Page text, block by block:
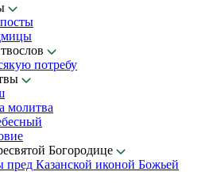
потребу
молитва
Богородице
Казанской иконой Божьей